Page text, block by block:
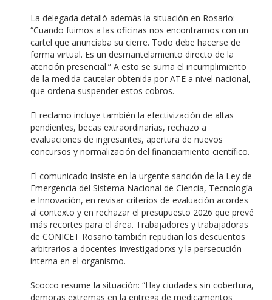
La delegada detalló además la situación en Rosario:
“Cuando fuimos a las oficinas nos encontramos con un
cartel que anunciaba su cierre. Todo debe hacerse de
forma virtual. Es un desmantelamiento directo de la
atención presencial.” A esto se suma el incumplimiento
de la medida cautelar obtenida por ATE a nivel nacional,
que ordena suspender estos cobros.
El reclamo incluye también la efectivización de altas
pendientes, becas extraordinarias, rechazo a
evaluaciones de ingresantes, apertura de nuevos
concursos y normalización del financiamiento científico.
El comunicado insiste en la urgente sanción de la Ley de
Emergencia del Sistema Nacional de Ciencia, Tecnología
e Innovación, en revisar criterios de evaluación acordes
al contexto y en rechazar el presupuesto 2026 que prevé
más recortes para el área. Trabajadores y trabajadoras
de CONICET Rosario también repudian los descuentos
arbitrarios a docentes-investigadorxs y la persecución
interna en el organismo.
Scocco resume la situación: “Hay ciudades sin cobertura,
demoras extremas en la entrega de medicamentos